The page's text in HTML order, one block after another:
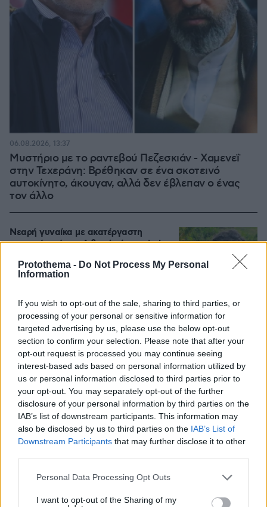
Protothema - Do Not Process My Personal
Information
If you wish to opt-out of the sale, sharing to third parties, or
processing of your personal or sensitive information for
targeted advertising by us, please use the below opt-out
section to confirm your selection. Please note that after your
opt-out request is processed you may continue seeing
interest-based ads based on personal information utilized by
us or personal information disclosed to third parties prior to
your opt-out. You may separately opt-out of the further
disclosure of your personal information by third parties on the
IAB’s list of downstream participants. This information may
also be disclosed by us to third parties on the IAB’s List of
Downstream Participants that may further disclose it to other
Please note that this website/app uses one or more Google
not limited to your visit or usage behaviour. You may click to
Personal Data Processing Opt Outs
I want to opt-out of the Sharing of my
Μυστήριο με το ραντεβού Πεζεσκιάν - Χαμενεΐ
στην Τεχεράνη: Βρέθηκαν σε ένα σκοτεινό
αυτοκίνητο, άκουγαν, αλλά δεν έβλεπαν ο ένας
τον άλλο
06.08.2026, 13:37
Νεαρή γυναίκα με ακατέργαστη
ομορφιά από την Αιθιοπία έγινε viral,
της από μακιγιέρ
Καρχαρίες τίγρεις, οι «σκουπιδοφάγοι»
του ωκεανού: Τρώνε από αχινούς
μέχρι γάτες και προφυλακτικά,
αψηφούν ακόμη και τους τυφώνες
06.08.2026, 14:45 13
Πήγαν να κλέψουν καλώδια στον Άγιο
ηλεκτροπληξία και έπεσε από ύψος, οι
δύο συνεργοί του τον παράτησαν
06.08.2026, 12:10 143